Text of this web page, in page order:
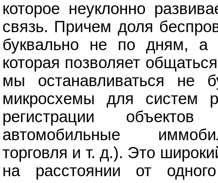
которое неуклонно
связь. Причем доля
буквально не по дням, а
которая позволяет
мы останавливаться не
микросхемы для систем
регистрации
автомобильные
торговля и т. д.). Это
на расстоянии от